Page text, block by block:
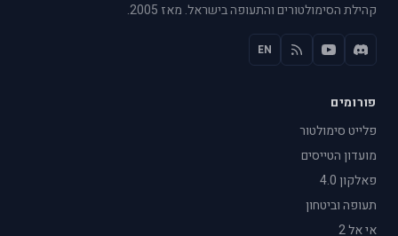
קהילת הסימולטורים והתעופה בישראל. מאז 2005.
EN
פורומים
פלייט סימולטור
מועדון הטייסים
פאלקון 4.0
תעופה וביטחון
אי אל 2